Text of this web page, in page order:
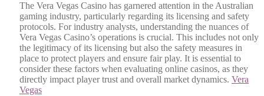
The Vera Vegas Casi­no has gar­nered atten­tion in the Aus­tralian
gam­ing indus­try, par­tic­u­lar­ly regard­ing its licens­ing and safe­ty
pro­to­cols. For indus­try ana­lysts, under­stand­ing the nuances of
Vera Vegas Casino’s oper­a­tions is cru­cial. This includes not only
the legit­i­ma­cy of its licens­ing but also the safe­ty mea­sures in
place to pro­tect play­ers and ensure fair play. It is essen­tial to
con­sid­er these fac­tors when eval­u­at­ing online casi­nos, as they
direct­ly impact play­er trust and over­all mar­ket dynam­ics. Vera
Vegas